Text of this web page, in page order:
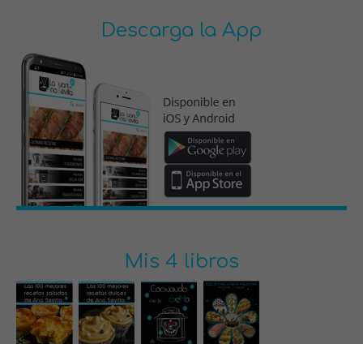
Descarga la App
Mis 4 libros